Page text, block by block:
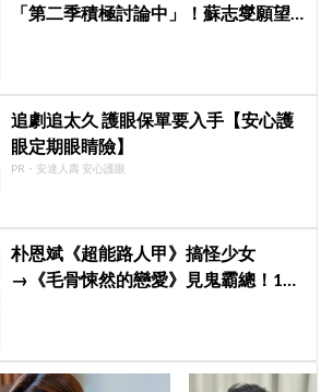
「第二季積極討論中」！蘇志燮願望
追劇追太久 護眼保單要入手【安心護
眼定期眼睛險】
PR・安達人壽 安心護眼
朴恩斌《超能路人甲》搞怪少女
→《毛骨悚然的戀愛》見鬼霸總！180